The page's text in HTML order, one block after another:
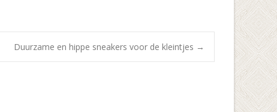
Duurzame en hippe sneakers voor de kleintjes →